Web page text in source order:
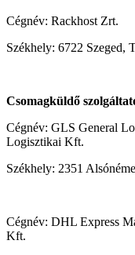
Cégnév: Rackhost Zrt.
Székhely: 6722 Szeged,
Csomagküldő
Cégnév: GLS General
Logisztikai Kft.
Székhely: 2351
Cégnév: DHL Express
Kft.